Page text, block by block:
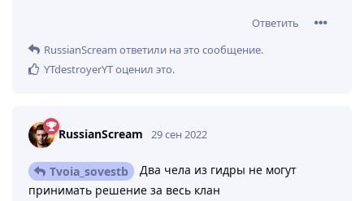
Ответить
RussianScream ответили на это сообщение.
YTdestroyerYTоценил это.
RussianScream 29 сен 2022
Tvoia_sovestb
Два чела из гидры не могут
принимать решение за весь клан